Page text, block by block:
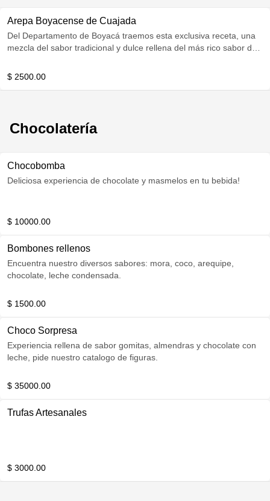
Arepa Boyacense de Cuajada
Del Departamento de Boyacá traemos esta exclusiva receta, una
mezcla del sabor tradicional y dulce rellena del más rico sabor de
$ 2500.00
Chocolatería
Chocobomba
Deliciosa experiencia de chocolate y masmelos en tu bebida!
$ 10000.00
Bombones rellenos
Encuentra nuestro diversos sabores: mora, coco, arequipe,
chocolate, leche condensada.
$ 1500.00
Choco Sorpresa
Experiencia rellena de sabor gomitas, almendras y chocolate con
leche, pide nuestro catalogo de figuras.
$ 35000.00
Trufas Artesanales
$ 3000.00